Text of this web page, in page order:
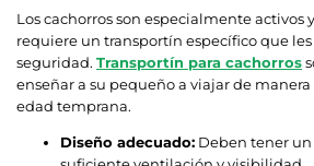
Los cachorros son especialmente activos
requiere un transportín específico que
seguridad. Transportín para cachorros
enseñar a su pequeño a viajar de
edad temprana.
Diseño adecuado: Deben tener